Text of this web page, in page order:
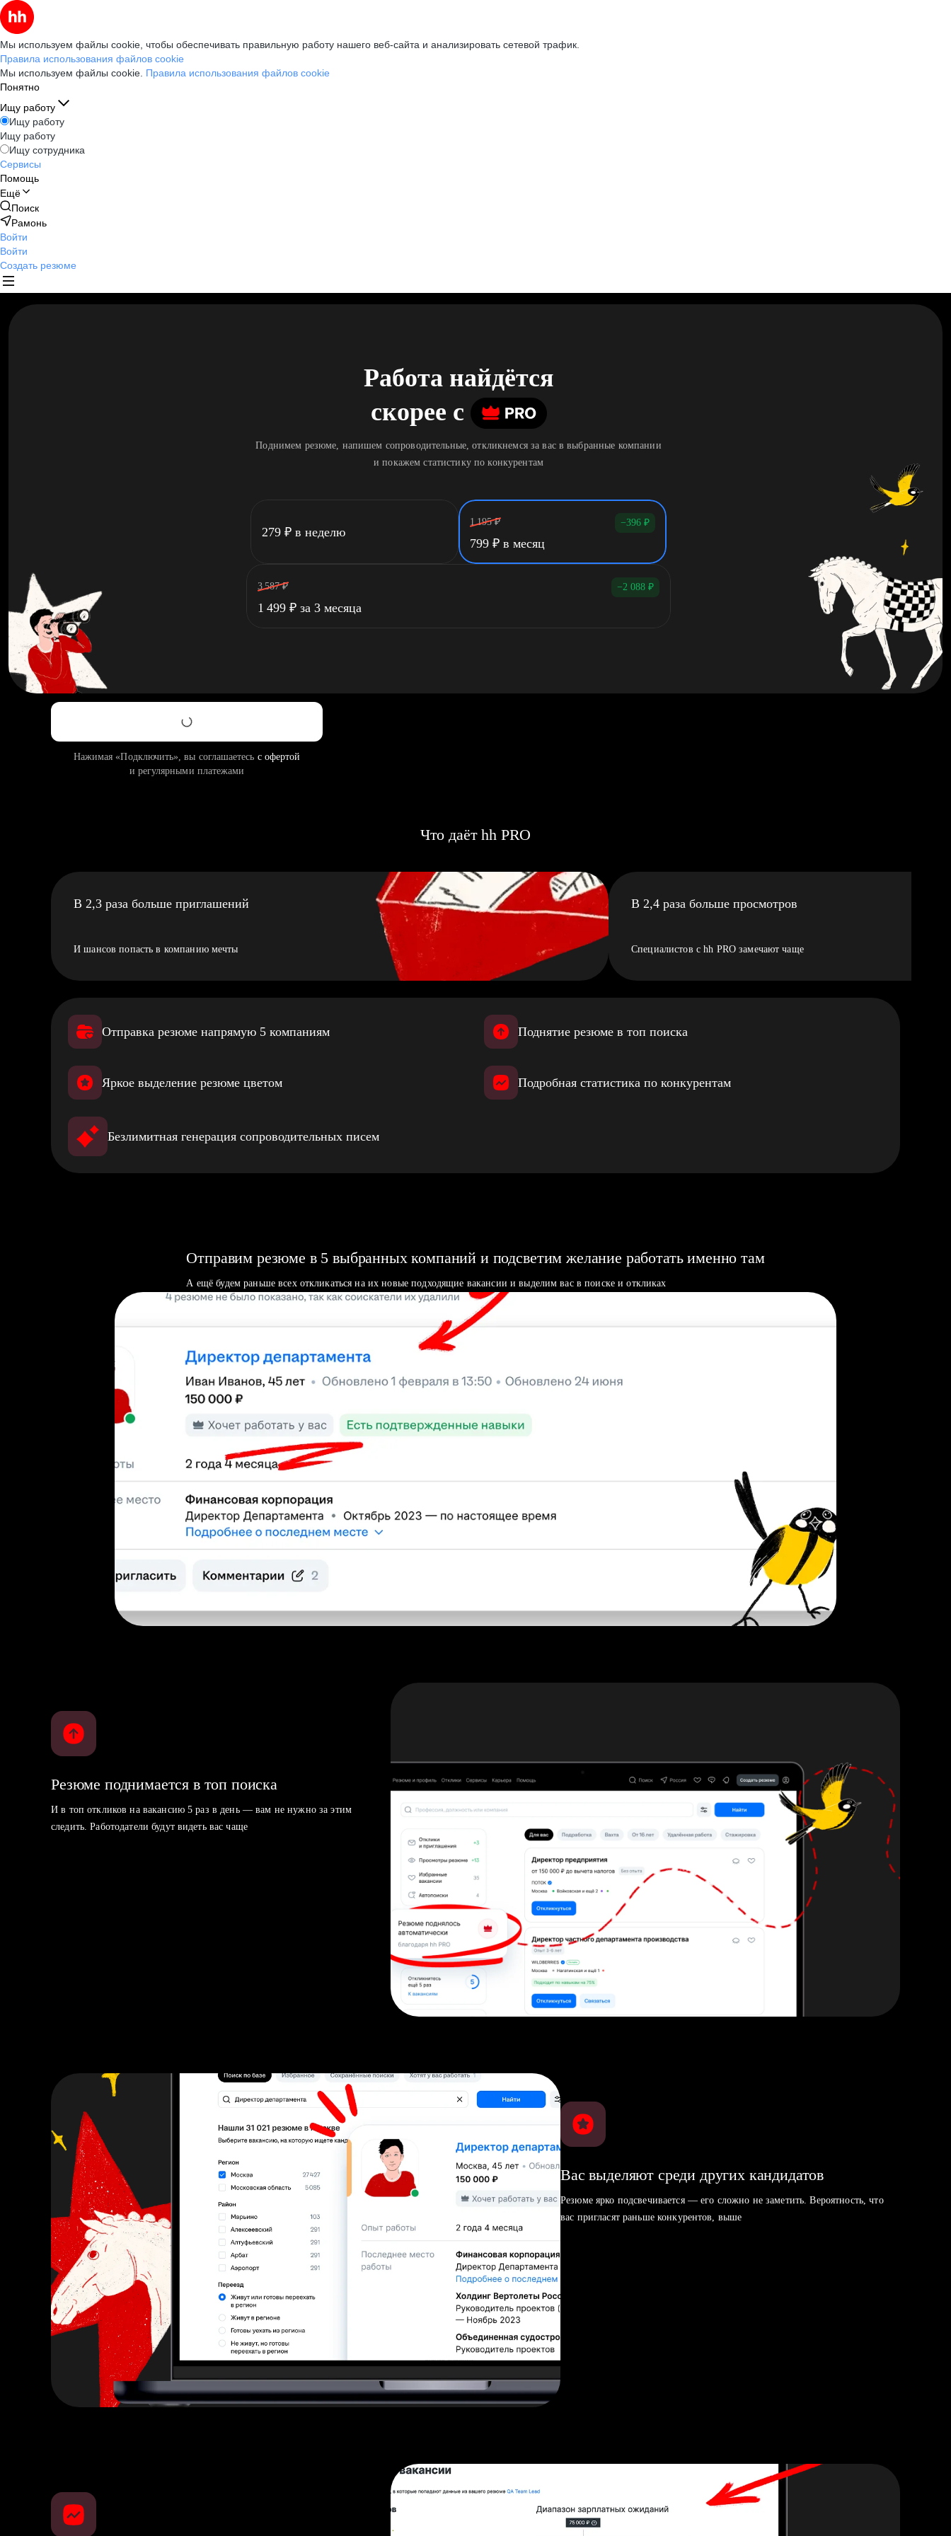
Мы используем файлы cookie, чтобы обеспечивать правильную работу нашего веб-сайта и анализировать сетевой трафик.
Правила использования файлов cookie
Мы используем файлы cookie. Правила использования файлов cookie
Понятно
Ищу работу
Ищу работу
Ищу работу
Ищу сотрудника
Сервисы
Помощь
Ещё
Поиск
Рамонь
Войти
Войти
Создать резюме
Работа найдётся
скорее c
Поднимем резюме, напишем сопроводительные, откликнемся за вас в выбранные компании
и покажем статистику по конкурентам
279 ₽ в неделю
1 195 ₽ −396 ₽
799 ₽ в месяц
3 587 ₽ −2 088 ₽
1 499 ₽ за 3 месяца
Нажимая «Подключить», вы соглашаетесь с офертой
и регулярными платежами
Что даёт hh PRO
В 2,3 раза больше приглашений
И шансов попасть в компанию мечты
В 2,4 раза больше просмотров
Специалистов с hh PRO замечают чаще
Отправка резюме напрямую 5 компаниям Поднятие резюме в топ поиска
Яркое выделение резюме цветом Подробная статистика по конкурентам
Безлимитная генерация сопроводительных писем
Отправим резюме в 5 выбранных компаний и подсветим желание работать именно там
А ещё будем раньше всех откликаться на их новые подходящие вакансии и выделим вас в поиске и откликах
Резюме поднимается в топ поиска
И в топ откликов на вакансию 5 раз в день — вам не нужно за этим
следить. Работодатели будут видеть вас чаще
Вас выделяют среди других кандидатов
Резюме ярко подсвечивается — его сложно не заметить. Вероятность, что
вас пригласят раньше конкурентов, выше